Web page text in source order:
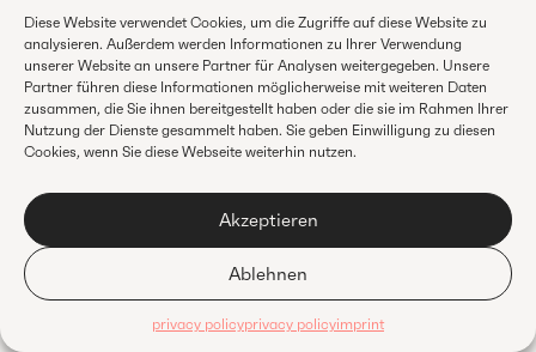
Diese Website verwendet Cookies, um die Zugriffe auf diese Website zu
analysieren. Außerdem werden Informationen zu Ihrer Verwendung
unserer Website an unsere Partner für Analysen weitergegeben. Unsere
Partner führen diese Informationen möglicherweise mit weiteren Daten
zusammen, die Sie ihnen bereitgestellt haben oder die sie im Rahmen Ihrer
Nutzung der Dienste gesammelt haben. Sie geben Einwilligung zu diesen
Cookies, wenn Sie diese Webseite weiterhin nutzen.
Akzeptieren
Ablehnen
privacy policyprivacy policyimprint
© Vincent Oswald 2023
Privacy policy Imprint